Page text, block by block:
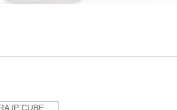
quan sát mở rộng 360 độ đảm bảo bao